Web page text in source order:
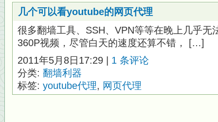
几个可以看youtube的网页代理
很多翻墙工具、SSH、VPN等等在晚上几乎无
360P视频，尽管白天的速度还算不错， […]
2011年5月8日17:29 | 1 条评论
分类: 翻墙利器
标签: youtube代理, 网页代理